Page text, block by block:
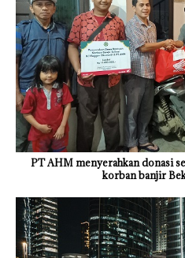
PT AHM menyerahkan donasi
korban banjir